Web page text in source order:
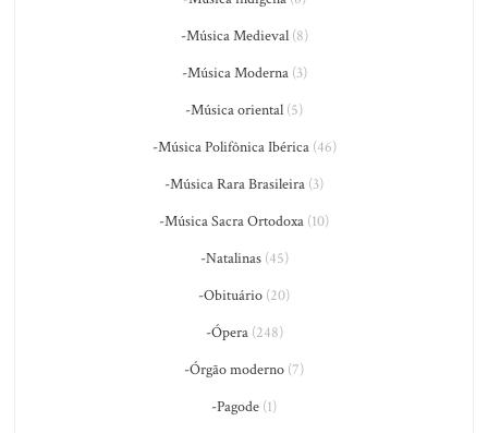
-Música Medieval(8)
-Música Moderna(3)
-Música oriental (5)
-Música Polifônica Ibérica(46)
-Música Rara Brasileira (3)
-Música Sacra Ortodoxa (10)
-Natalinas(45)
-Obituário (20)
-Ópera(248)
-Órgão moderno (7)
-Pagode (1)